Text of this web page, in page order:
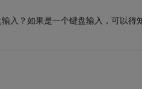
入？如果是一个键盘输入，可以